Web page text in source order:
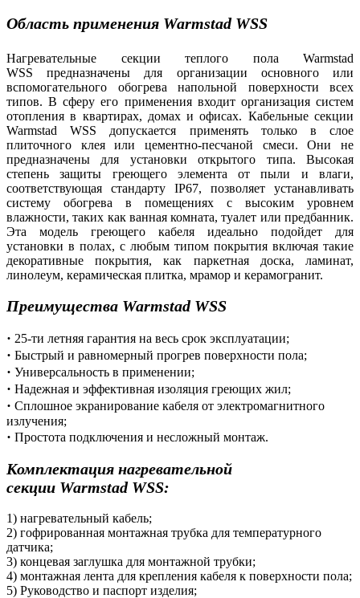
Область применения Warmstad WSS
Нагревательные секции теплого пола Warmstad
WSS предназначены для организации основного или
вспомогательного обогрева напольной поверхности всех
типов. В сферу его применения входит организация систем
отопления в квартирах, домах и офисах. Кабельные секции
Warmstad WSS допускается применять только в слое
плиточного клея или цементно-песчаной смеси. Они не
предназначены для установки открытого типа. Высокая
степень защиты греющего элемента от пыли и влаги,
соответствующая стандарту IP67, позволяет устанавливать
систему обогрева в помещениях с высоким уровнем
влажности, таких как ванная комната, туалет или предбанник.
Эта модель греющего кабеля идеально подойдет для
установки в полах, с любым типом покрытия включая такие
декоративные покрытия, как паркетная доска, ламинат,
линолеум, керамическая плитка, мрамор и керамогранит.
Преимущества Warmstad WSS
· 25-ти летняя гарантия на весь срок эксплуатации;
· Быстрый и равномерный прогрев поверхности пола;
· Универсальность в применении;
· Надежная и эффективная изоляция греющих жил;
· Сплошное экранирование кабеля от электромагнитного
излучения;
· Простота подключения и несложный монтаж.
Комплектация нагревательной
секции Warmstad WSS:
1) нагревательный кабель;
2) гофрированная монтажная трубка для температурного
датчика;
3) концевая заглушка для монтажной трубки;
4) монтажная лента для крепления кабеля к поверхности пола;
5) Руководство и паспорт изделия;